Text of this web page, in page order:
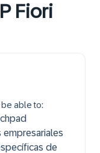
Fiori
be able to:
de